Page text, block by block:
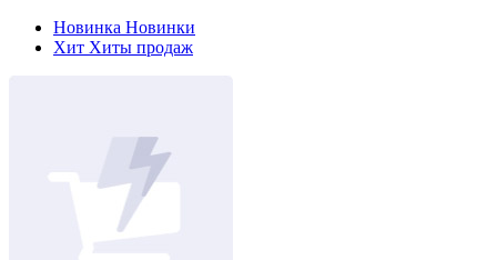
Новинка Новинки
Хит Хиты продаж